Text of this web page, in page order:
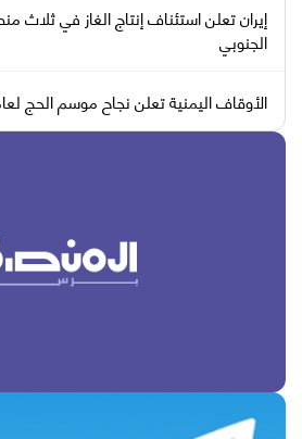
إيران تعلن استئناف إنتاج الغاز في
الجنوبي
الأوقاف اليمنية تعلن نجاح موسم الحج لعام